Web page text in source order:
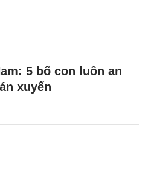
5 bố con luôn an
xuyến